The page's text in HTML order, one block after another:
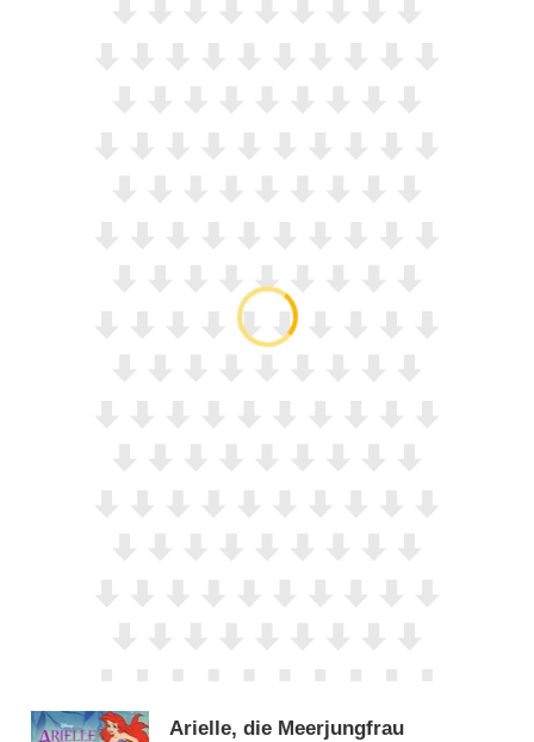
Arielle, die Meerjungfrau